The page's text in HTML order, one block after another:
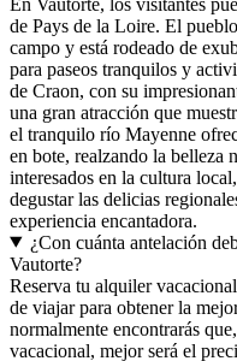
de Pays de la Loire. El
campo y está rodeado de
para paseos tranquilos y
de Craon, con su
una gran atracción que
el tranquilo río Mayenne
en bote, realzando la belleza
interesados en la cultura
degustar las delicias
experiencia encantadora.
¿Con cuánta antelación
Vautorte?
Reserva tu alquiler
de viajar para obtener la
normalmente encontrarás
vacacional, mejor será el